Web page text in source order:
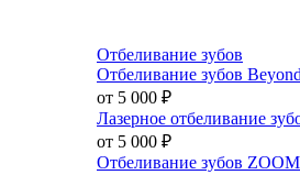
Отбеливание зубов
Отбеливание зубов
от 5 000 ₽
Лазерное отбеливание
от 5 000 ₽
Отбеливание зубов